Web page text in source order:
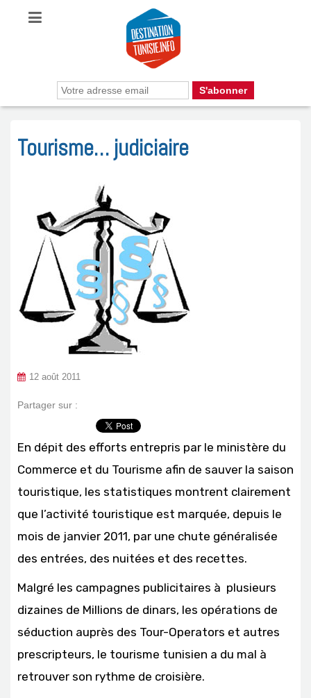
Tourisme… judiciaire
12 août 2011
Partager sur :
En dépit des efforts entrepris par le ministère du
Commerce et du Tourisme afin de sauver la saison
touristique, les statistiques montrent clairement
que l’activité touristique est marquée, depuis le
mois de janvier 2011, par une chute généralisée
des entrées, des nuitées et des recettes.
Malgré les campagnes publicitaires à plusieurs
dizaines de Millions de dinars, les opérations de
séduction auprès des Tour-Operators et autres
prescripteurs, le tourisme tunisien a du mal à
retrouver son rythme de croisière.